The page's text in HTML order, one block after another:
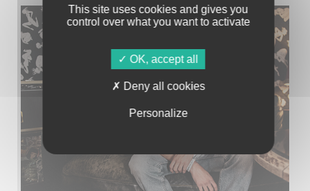
This site uses cookies and gives you
control over what you want to activate
OK, accept all
Deny all cookies
Personalize